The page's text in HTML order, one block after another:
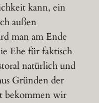
kann, ein
außen
man am Ende
Ehe für faktisch
natürlich und
Gründen der
bekommen wir